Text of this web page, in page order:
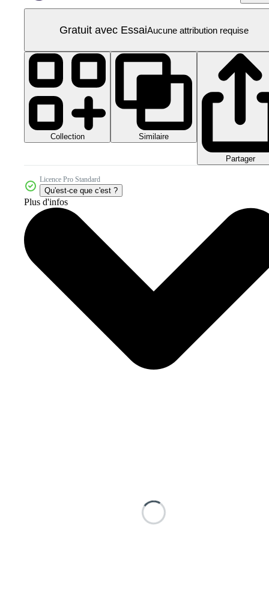
Gratuit avec EssaiAucune attribution requise
Collection Similaire
Partager
Licence Pro Standard
Qu'est-ce que c'est ?
Plus d'infos